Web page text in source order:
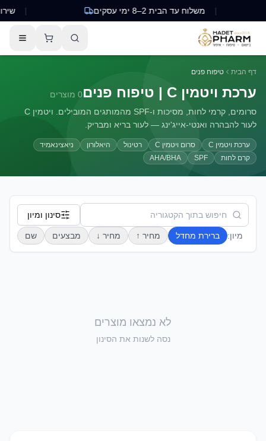
שירות משלוח עד הבית 2–8 ימי עסקים
דף הבית טיפוח פנים
ערכת ויטמין C | טיפוח פנים 0 מוצרים
סרומים, קרמי לחות, מסיכות ו-SPF מהמותגים המובילים. ויטמין C
לעור להבהרה ואנטי-אייג'ינג — לעור בריא ומבריק.
ערכת ויטמין C סרום ויטמין C רטינול היאלורון
ניאצינאמיד
קרם לחות
SPF
AHA/BHA
סינון ומיון
מיון: ברירת מחדל מחיר ↑ מחיר ↓ מבצעים שם
לא נמצאו מוצרים
נסה לשנות את הסינון